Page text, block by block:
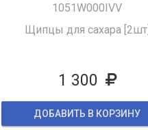
1051W000IVV
Щипцы для сахара [2шт]
1 300
ДОБАВИТЬ В КОРЗИНУ